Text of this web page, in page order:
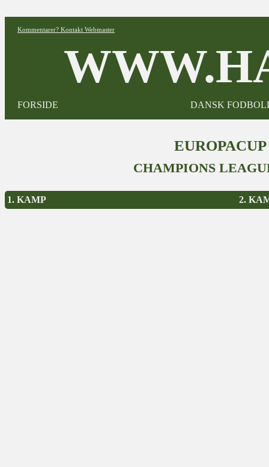
Kommentarer? Kontakt Webmaster
FORSIDE DANSK
EUROPACUP
CHAMPIONS
1. KAMP 2.